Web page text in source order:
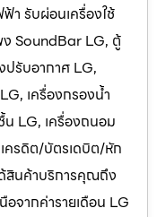
า รับผ่อนเครื่องใช้
ง SoundBar LG, ตู้
ปรับอากาศ LG,
เครื่องกรองน้ำ
LG, เครื่องถนอม
ครดิต/บัตรเดบิต/หัก
สินค้าบริการคุณถึง
อจากค่ารายเดือน LG